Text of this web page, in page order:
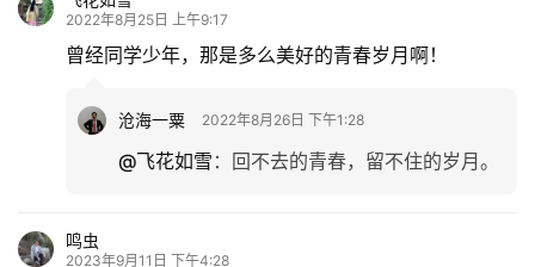
2022年8月25日 上午9:17
曾经同学少年，那是多么美好的青春岁月啊！
沧海一粟 2022年8月26日 下午1:28
@飞花如雪 ： 回不去的青春，留不住的岁月。
鸣虫
2023年9月11日 下午4:28